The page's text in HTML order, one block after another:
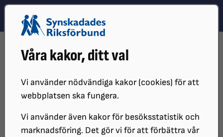
Våra kakor, ditt val
Vi använder nödvändiga kakor (cookies) för att
webbplatsen ska fungera.
Vi använder även kakor för besöksstatistik och
marknadsföring. Det gör vi för att förbättra vår
Hoppa till innehåll
Hoppa till hitta snabbt
IDROTTSHELGEN 2026
Idrottshelgen 2026
Välkommen till en av årets största och